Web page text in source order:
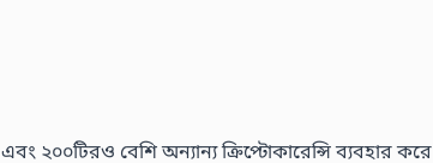
বেশি অন্যান্য ক্রিপ্টোকারেন্সি ব্যবহার করে